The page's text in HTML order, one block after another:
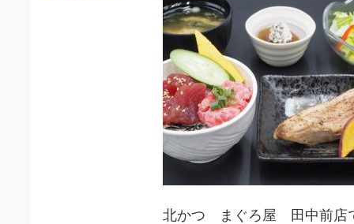
北かつ まぐろ屋 田中前店